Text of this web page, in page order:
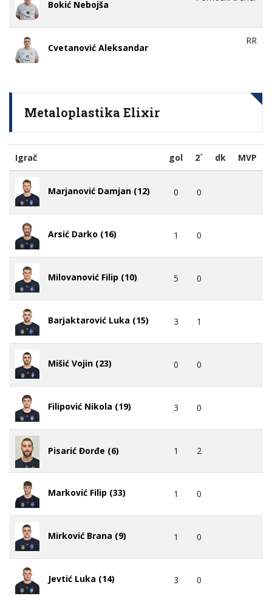
Bokić Nebojša
Cvetanović Aleksandar
RR
Metaloplastika Elixir
Igrač gol 2` dk MVP
Marjanović Damjan (12) 0 0
Arsić Darko (16) 1 0
Milovanović Filip (10) 5 0
Barjaktarović Luka (15) 3 1
Mišić Vojin (23) 0 0
Filipović Nikola (19) 3 0
Pisarić Đorđe (6) 1 2
Marković Filip (33) 1 0
Mirković Brana (9) 1 0
Jevtić Luka (14) 3 0